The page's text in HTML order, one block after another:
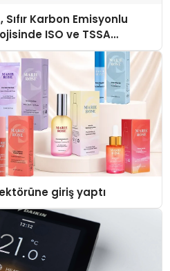
Karbon Emisyonlu
ISO ve TSSA
giriş yaptı